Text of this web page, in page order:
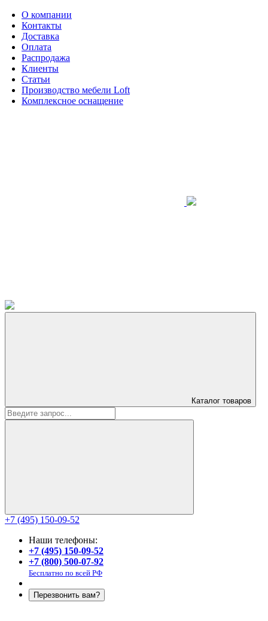
О компании
Контакты
Доставка
Оплата
Распродажа
Клиенты
Статьи
Производство мебели Loft
Комплексное оснащение
Каталог товаров
+7 (495) 150-09-52
Наши телефоны:
+7 (495) 150-09-52
+7 (800) 500-07-92
Бесплатно по всей РФ
Перезвонить вам?